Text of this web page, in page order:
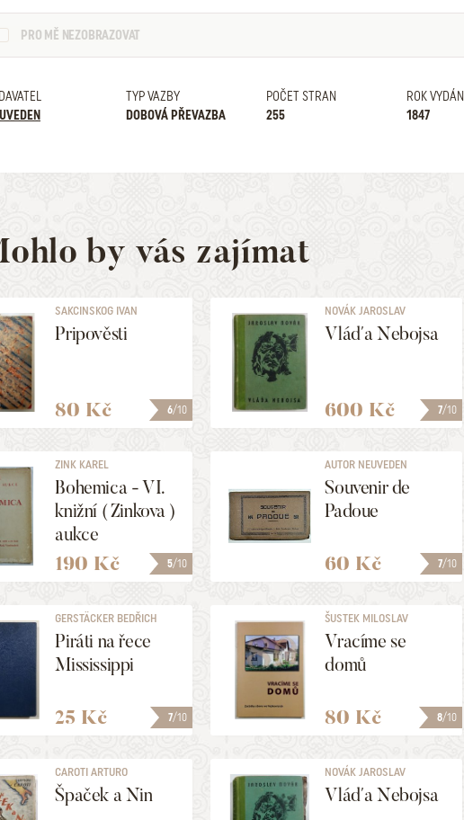
PRO MĚ NEZOBRAZOVAT
TYP VAZBY
DOBOVÁ PŘEVAZBA
POČET STRAN
255
ROK VYDÁNÍ
1847
by vás zajímat
6/10
SAKCINSKOG IVAN
KUKULJEVIČ
Pripověsti
80 Kč 7/10
NOVÁK JAROSLAV
Vláďa Nebojsa
600 Kč
5/10
ZINK KAREL
Bohemica - VI.
knižní ( Zinkova )
aukce
190 Kč 7/10
AUTOR NEUVEDEN
Souvenir de
Padoue
60 Kč
7/10
GERSTÄCKER BEDŘICH
Piráti na řece
Mississippi
25 Kč 8/10
ŠUSTEK MILOSLAV
Vracíme se
domů
80 Kč
CAROTI ARTURO
Špaček a Nin
NOVÁK JAROSLAV
Vláďa Nebojsa